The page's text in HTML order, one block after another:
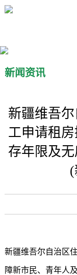
新闻资讯
新疆维吾
工申请租
存年限及
新疆维吾尔自治区
障新市民、青年人